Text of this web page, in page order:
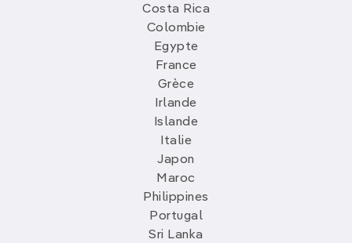
Costa Rica
Colombie
Egypte
France
Grèce
Irlande
Islande
Italie
Japon
Maroc
Philippines
Portugal
Sri Lanka